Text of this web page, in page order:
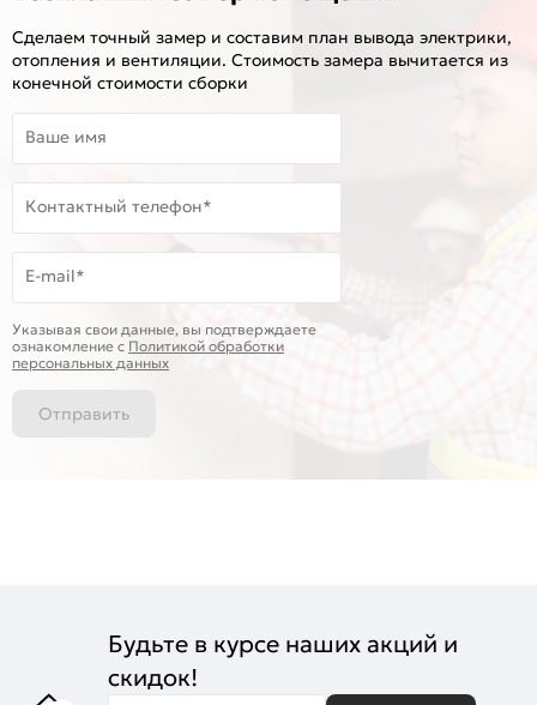
Сделаем точный замер и составим план вывода электрики,
отопления и вентиляции. Стоимость замера вычитается из
конечной стоимости сборки
Ваше имя
Контактный телефон*
E-mail*
Указывая свои данные, вы подтверждаете
ознакомление c Политикой обработки
персональных данных
Отправить
Будьте в курсе наших акций и
скидок!